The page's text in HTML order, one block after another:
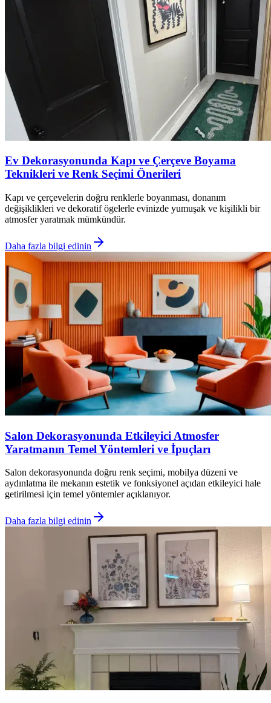
Ev Dekorasyonunda Kapı ve Çerçeve Boyama
Teknikleri ve Renk Seçimi Önerileri
Kapı ve çerçevelerin doğru renklerle boyanması, donanım
değişiklikleri ve dekoratif ögelerle evinizde yumuşak ve kişilikli bir
atmosfer yaratmak mümkündür.
Daha fazla bilgi edinin
Salon Dekorasyonunda Etkileyici Atmosfer
Yaratmanın Temel Yöntemleri ve İpuçları
Salon dekorasyonunda doğru renk seçimi, mobilya düzeni ve
aydınlatma ile mekanın estetik ve fonksiyonel açıdan etkileyici hale
getirilmesi için temel yöntemler açıklanıyor.
Daha fazla bilgi edinin